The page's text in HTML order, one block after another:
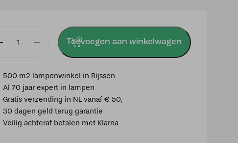
Toevoegen aan winkelwagen
500 m2 lampenwinkel in Rijssen
Al 70 jaar expert in lampen
Gratis verzending in NL vanaf € 50,-
30 dagen geld terug garantie
Veilig achteraf betalen met Klarna